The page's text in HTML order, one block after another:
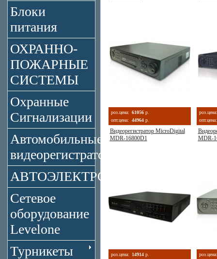
Блоки
питания
ОХРАННО-
ПОЖАРНЫЕ
СИСТЕМЫ
Охранные
Сигнализации
Автомобильные
видеорегистраторы
АВТОЭЛЕКТРОНИКА
Сетевое
оборудование
Levelone
Турникеты
роз.цена: 61056 р.
опт.цена:
44964 р.
Видеорегистратор MicroDigital
MDR-16800D1
роз.цена:
опт.цена:
MDR-
роз.цена: 14914 р.
роз.цена: